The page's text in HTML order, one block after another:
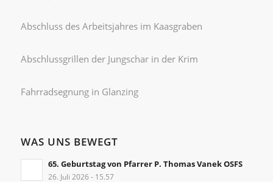
Abschluss des Arbeitsjahres im Kaasgraben
Abschlussgrillen der Jungschar in der Krim
Fahrradsegnung in Glanzing
WAS UNS BEWEGT
65. Geburtstag von Pfarrer P. Thomas Vanek OSFS
26. Juli 2026 - 15.57